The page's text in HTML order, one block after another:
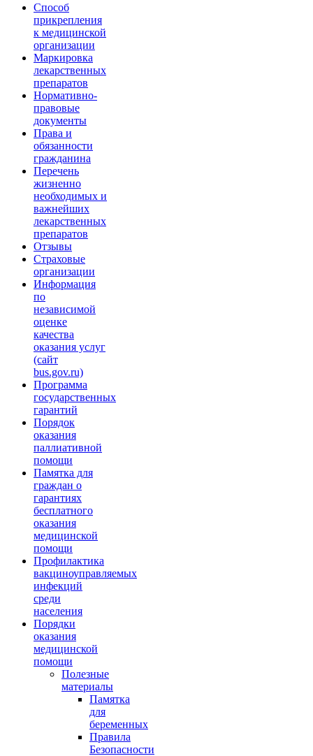
Способ
прикрепления
к медицинской
организации
Маркировка
лекарственных
препаратов
Нормативно-
правовые
документы
Права и
обязанности
гражданина
Перечень
жизненно
необходимых и
важнейших
лекарственных
препаратов
Отзывы
Страховые
организации
Информация
по
независимой
оценке
качества
оказания услуг
(сайт
bus.gov.ru)
Программа
государственных
гарантий
Порядок
оказания
паллиативной
помощи
Памятка для
граждан о
гарантиях
бесплатного
оказания
медицинской
помощи
Профилактика
вакциноуправляемых
инфекций
среди
населения
Порядки
оказания
медицинской
помощи
Полезные
материалы
Памятка
для
беременных
Правила
Безопасности